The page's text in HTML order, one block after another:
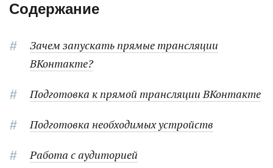
Содержание
Зачем запускать прямые трансляции
ВКонтакте?
Подготовка к прямой трансляции ВКонтакте
Подготовка необходимых устройств
Работа с аудиторией